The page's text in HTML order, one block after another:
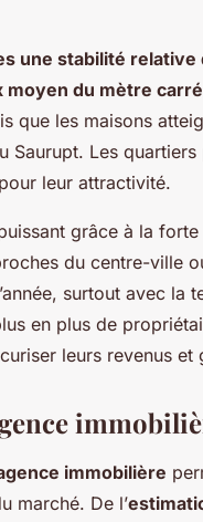
une stabilité relative
moyen du mètre carré
que les maisons
Saurupt. Les
leur attractivité.
grâce à la
du centre-ville
surtout avec la
en plus de
leurs revenus et
immobilière
marché. De l’